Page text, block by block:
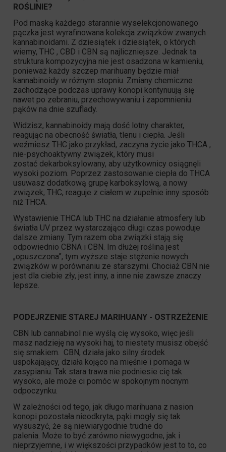
ROŚLINIE?
Pod maską każdego starannie wyselekcjonowanego
pączka jest wyrafinowana kolekcja związków zwanych
kannabinoidami. Z dziesiątek i dziesiątek, o których
wiemy, THC , CBD i CBN są najliczniejsze. Jednak ta
struktura kompozycyjna nie jest osadzona w kamieniu,
ponieważ każdy szczep marihuany będzie miał
kannabinoidy w różnym stopniu. Zmiany chemiczne
zachodzące podczas uprawy konopi kontynuują się
nawet po zebraniu, przechowywaniu i zapomnieniu
pąków na dnie szuflady.
Widzisz, kannabinoidy mają dość lotny charakter,
reagując na obecność światła, tlenu i ciepła. Jeśli
weźmiesz THC jako przykład, zaczyna życie jako THCA ,
nie-psychoaktywny związek, który musi
zostać dekarboksylowany, aby użytkownicy osiągnęli
wysoki poziom. Poprzez zastosowanie ciepła do THCA
usuwasz dodatkową grupę karboksylową, a nowy
związek, THC, reaguje z ciałem w zupełnie inny sposób
niż THCA.
Wystawienie THCA lub THC na działanie atmosfery lub
światła UV przez wystarczająco długi czas powoduje
dalsze zmiany. Tym razem oba związki stają się
odpowiednio CBNA i CBN. Im dłużej roślina jest
„opuszczona”, tym wyższe staje stężenie nowych
związków w porównaniu ze starszymi. Chociaż CBN nie
jest dla ciebie zły, jest inny, a inne nie zawsze znaczy
lepsze.
PODEJRZENIE STAREJ MARIHUANY - OSTRZEŻENIE
CBN lub cannabinol nie wyślą cię wysoko, więc jeśli
masz nadzieję na wysoki haj, to niestety musisz obejść
się smakiem. CBN, działa jako silny środek
uspokajający, działa kojąco na mięśnie i pomaga w
zasypianiu. Tak stara trawa nie podniesie cię tak
wysoko, ale może ci pomóc w spokojnym nocnym
odpoczynku.
W zależności od tego, jak długo marihuana z nasion
konopi pozostała nieodkryta, pąki mogły się tak
wysuszyć, że są niewiarygodnie trudne do
palenia. Może to być zarówno niewygodne, jak i
nieprzyjemne, i w większości przypadków jest to to, co